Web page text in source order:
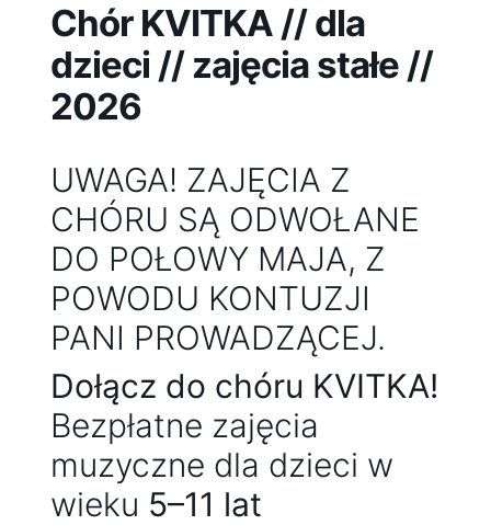
Chór KVITKA // dla
dzieci // zajęcia stałe //
2026
UWAGA! ZAJĘCIA Z
CHÓRU SĄ ODWOŁANE
DO POŁOWY MAJA, Z
POWODU KONTUZJI
PANI PROWADZĄCEJ.
Dołącz do chóru KVITKA!
Bezpłatne zajęcia
muzyczne dla dzieci w
wieku 5–11 lat